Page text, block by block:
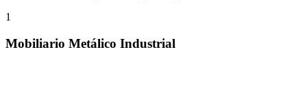
1
Mobiliario Metálico Industrial